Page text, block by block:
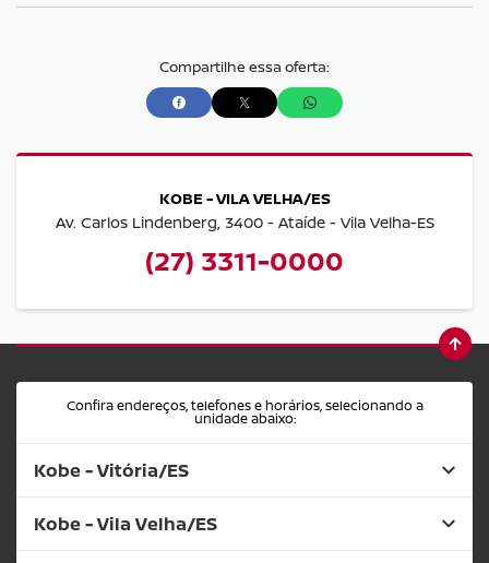
Compartilhe essa oferta:
KOBE - VILA VELHA/ES
Av. Carlos Lindenberg, 3400 - Ataíde - Vila Velha-ES
(27) 3311-0000
Confira endereços, telefones e horários, selecionando a
unidade abaixo:
Kobe - Vitória/ES
Kobe - Vila Velha/ES